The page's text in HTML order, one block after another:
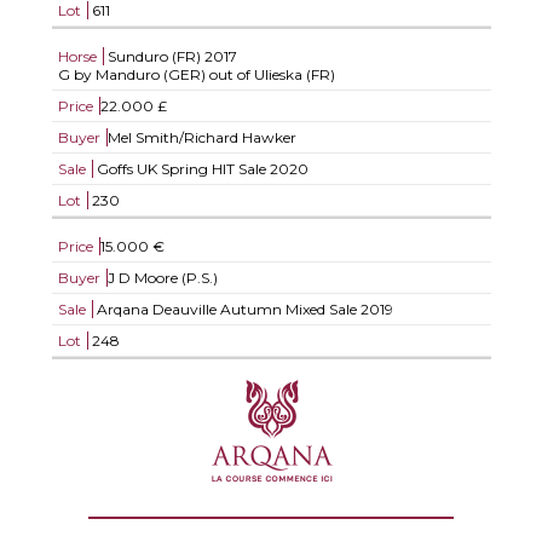
Lot
611
Horse Sunduro (FR) 2017
G by Manduro (GER) out of Ulieska (FR)
Price 22.000 £
Buyer Mel Smith/Richard Hawker
Sale
Goffs UK Spring HIT Sale 2020
Lot
230
Price 15.000 €
Buyer J D Moore (P.S.)
Sale
Arqana Deauville Autumn Mixed Sale 2019
Lot
248